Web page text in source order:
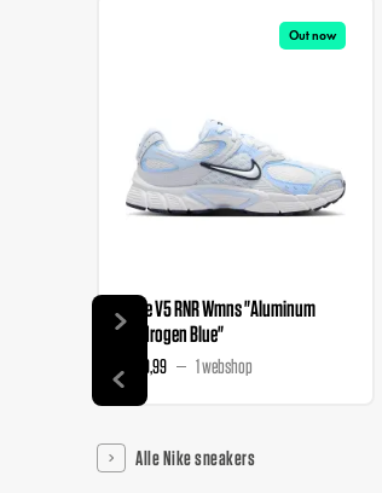
Out now
Nike V5 RNR Wmns "Aluminum
Hydrogen Blue"
€ 89,99 1 webshop
Alle Nike sneakers